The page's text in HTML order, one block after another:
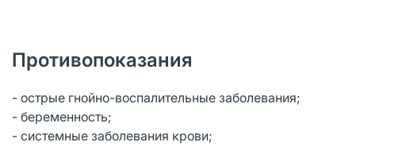
Противопоказания
- острые гнойно-воспалительные заболевания;
- беременность;
- системные заболевания крови;